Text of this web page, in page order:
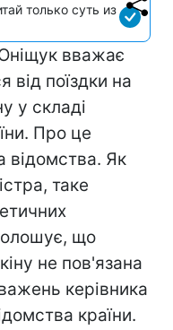
только суть из
вважає
від поїздки на
у складі
Про це
відомства. Як
таке
що
не пов'язана
керівника
країни.